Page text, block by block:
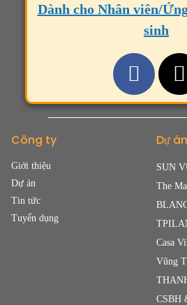
Dành cho Nhân viên/
sinh
Công ty
Giới thiệu
Dự án
Tin tức
Tuyển dụng
Dự
SUN
The
Casa
Vũng
CSBH